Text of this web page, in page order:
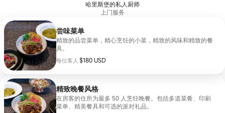
哈里斯堡的私人厨师
上门服务
尝味菜单
精致的品尝菜单，精心烹饪的小菜，精致的风味和精致的餐
具。
每位客人 $180 USD
每位客人 $180 USD
精致晚餐风格
在房客的住所为最多 50 人烹饪晚餐。包括多道菜肴、印刷
菜单、精美餐具和可选的派对礼品。